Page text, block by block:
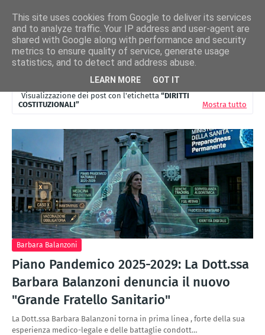
Visualizzazione dei post con l'etichetta DIRITTI
COSTITUZIONALI
Mostra tutto
Barbara Balanzoni
Piano Pandemico 2025-2029: La Dott.ssa
Barbara Balanzoni denuncia il nuovo
"Grande Fratello Sanitario"
La Dott.ssa Barbara Balanzoni torna in prima linea , forte della sua
esperienza medico-legale e delle battaglie condott…
This site uses cookies from Google to deliver its services
and to analyze traffic. Your IP address and user-agent are
shared with Google along with performance and security
metrics to ensure quality of service, generate usage
statistics, and to detect and address abuse.
LEARN MORE GOT IT